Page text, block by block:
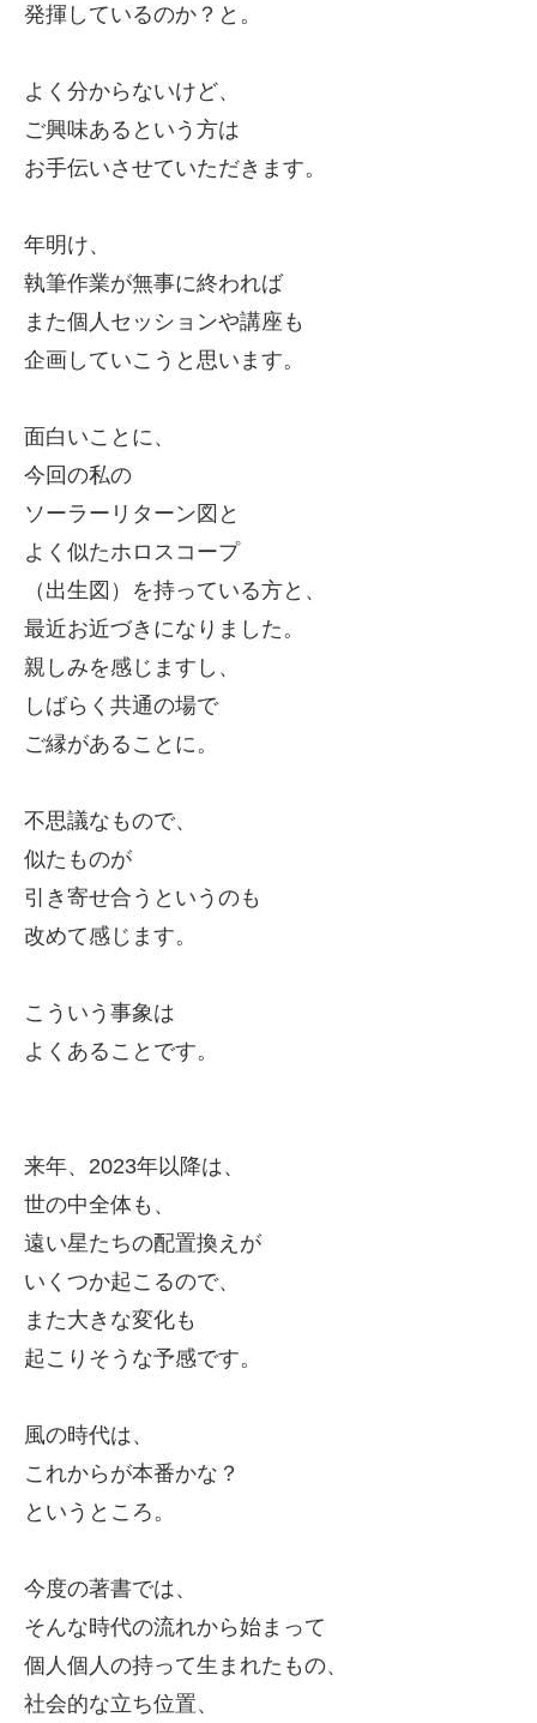
発揮しているのか？と。
よく分からないけど、
ご興味あるという方は
お手伝いさせていただきます。
年明け、
執筆作業が無事に終われば
また個人セッションや講座も
企画していこうと思います。
面白いことに、
今回の私の
ソーラーリターン図と
よく似たホロスコープ
（出生図）を持っている方と、
最近お近づきになりました。
親しみを感じますし、
しばらく共通の場で
ご縁があることに。
不思議なもので、
似たものが
引き寄せ合うというのも
改めて感じます。
こういう事象は
よくあることです。
来年、2023年以降は、
世の中全体も、
遠い星たちの配置換えが
いくつか起こるので、
また大きな変化も
起こりそうな予感です。
風の時代は、
これからが本番かな？
というところ。
今度の著書では、
そんな時代の流れから始まって
個人個人の持って生まれたもの、
社会的な立ち位置、